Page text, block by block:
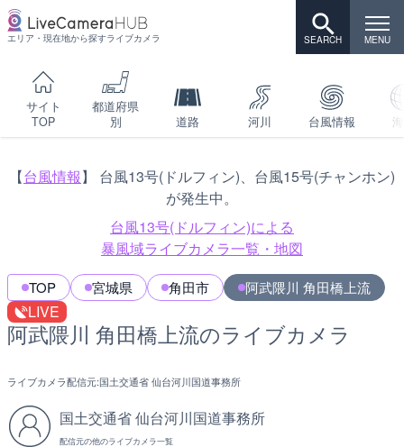
エリア・現在地から探すライブカメラ
サイト
TOP
都道府県
別
道路 河川 台風情報
【台風情報】 台風13号(ドルフィン)、台風15号(チャンホン)
が発生中。
台風13号(ドルフィン)による
暴風域ライブカメラ一覧・地図
TOP 宮城県 角田市 阿武隈川 角田橋上流
LIVE
阿武隈川 角田橋上流のライブカメラ
ライブカメラ配信元:国土交通省 仙台河川国道事務所
国土交通省 仙台河川国道事務所
配信元の他のライブカメラ一覧